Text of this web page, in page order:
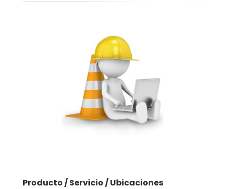
Producto / Servicio / Ubicaciones